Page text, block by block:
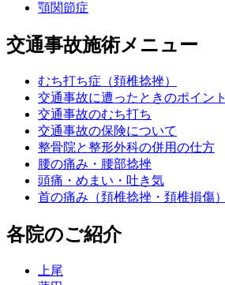
顎関節症
交通事故施術メニュー
むち打ち症（頚椎捻挫）
交通事故に遭ったときのポイント
交通事故のむち打ち
交通事故の保険について
整骨院と整形外科の併用の仕方
腰の痛み・腰部捻挫
頭痛・めまい・吐き気
首の痛み（頚椎捻挫・頚椎損傷）
各院のご紹介
上尾